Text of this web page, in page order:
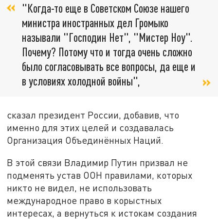
"Когда-то еще в Советском Союзе нашего
министра иностранных дел Громыко
называли "Господин Нет", "Мистер Ноу".
Почему? Потому что и тогда очень сложно
было согласовывать все вопросы, да еще и
в условиях холодной войны",
сказал президент России, добавив, что
именно для этих целей и создавалась
Организация Объединённых Наций.
В этой связи Владимир Путин призвал не
подменять устав ООН правилами, которых
никто не видел, не использовать
международное право в корыстных
интересах, а вернуться к истокам создания